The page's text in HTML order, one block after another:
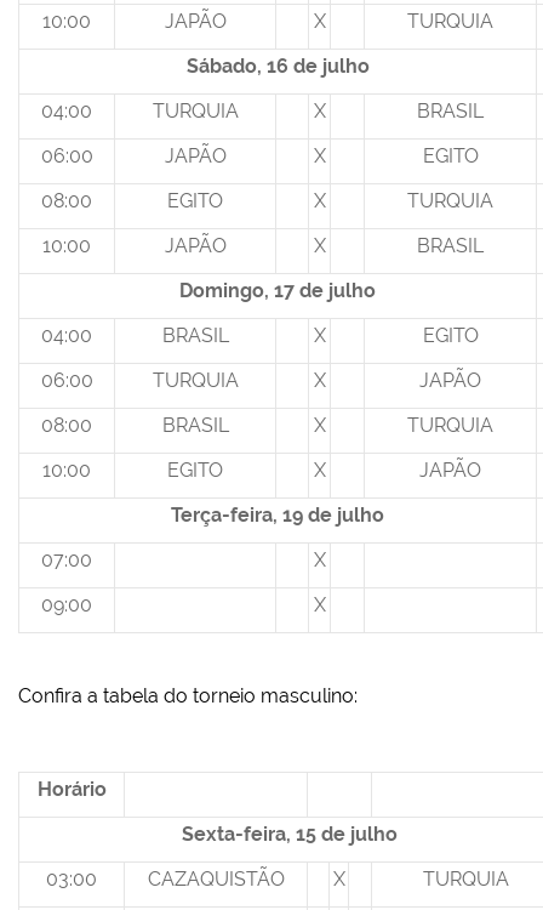
10:00
JAPÃO X
TURQUIA
Sábado, 16 de julho
04:00
TURQUIA X
BRASIL
06:00
JAPÃO X
EGITO
08:00
EGITO X
TURQUIA
10:00
JAPÃO X
BRASIL
Domingo, 17 de julho
04:00
BRASIL X
EGITO
06:00
TURQUIA X
JAPÃO
08:00
BRASIL X
TURQUIA
10:00
EGITO X
JAPÃO
Terça-feira, 19 de julho
07:00
X
09:00
X
Confira a tabela do torneio masculino:
Horário
Sexta-feira, 15 de julho
03:00
CAZAQUISTÃO X TURQUIA